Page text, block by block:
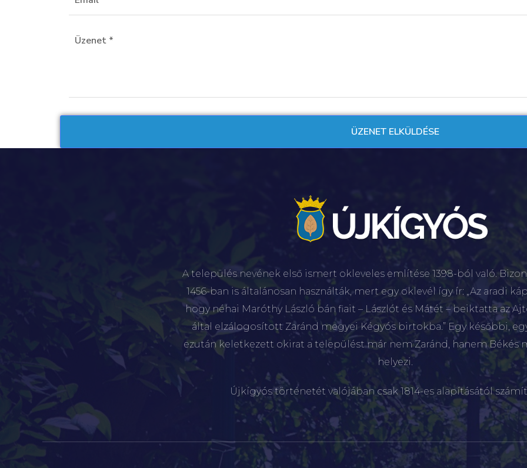
A település nevének első ismert okleveles említése 1398-ból való.
1456-ban is általánosan használták, mert egy oklevél így ír: „Az aradi
hogy néhai Maróthy László bán fiait – Lászlót és Mátét – beiktatta az
által elzálogosított Zaránd megyei Kégyós birtokba.” Egy későbbi,
ezután keletkezett okirat a települést már nem Zaránd, hanem Békés
helyezi.
Újkígyós történetét valójában csak 1814-es alapításától